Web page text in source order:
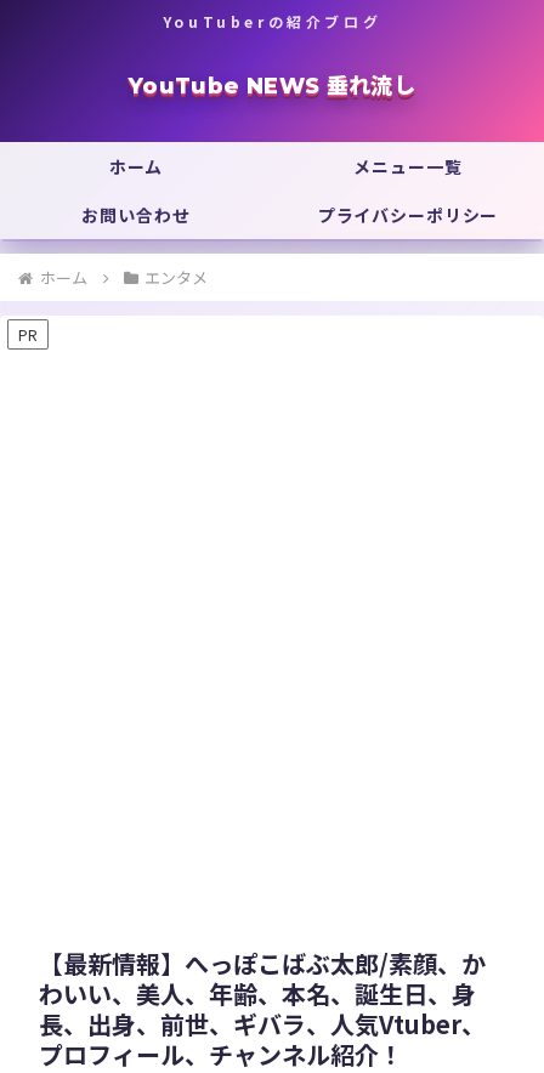
YouTuberの紹介ブログ
YouTube NEWS 垂れ流し
ホーム
メニュー一覧
お問い合わせ
プライバシーポリシー
ホーム エンタメ
PR
【最新情報】へっぽこばぶ太郎/素顔、か
わいい、美人、年齢、本名、誕生日、身
長、出身、前世、ギバラ、人気Vtuber、
プロフィール、チャンネル紹介！